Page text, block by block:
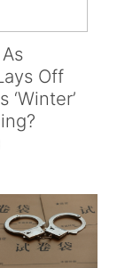
Off
‘Winter’